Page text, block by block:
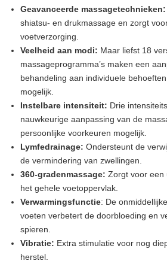
opklant
waarderingen
Geavanceerde massagetechnieken:
shiatsu- en drukmassage en zorgt
voetverzorging.
Veelheid aan modi: Maar liefst 18
massageprogramma’s maken een
behandeling aan individuele
mogelijk.
Instelbare intensiteit: Drie
nauwkeurige aanpassing van de
persoonlijke voorkeuren mogelijk.
Lymfedrainage: Ondersteunt de
de vermindering van zwellingen.
360-gradenmassage: Zorgt voor een
het gehele voetoppervlak.
Verwarmingsfunctie: De
voeten verbetert de doorbloeding en
spieren.
Vibratie: Extra stimulatie voor nog
herstel.